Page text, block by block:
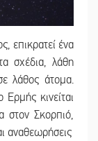
επικρατεί ένα
σχέδια, λάθη
λάθος άτομα.
κινείται
στον Σκορπιό,
αναθεωρήσεις